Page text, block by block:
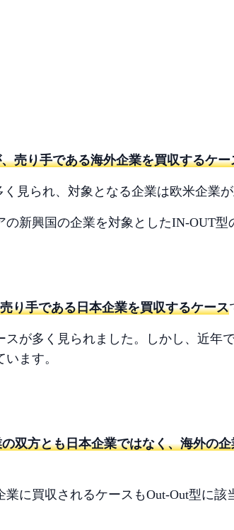
売り手である海外企業を買収するケー
見られ、対象となる企業は欧米企業が
新興国の企業を対象としたIN-OUT
り手である日本企業を買収するケース
が多く見られました。しかし、近年
ます。
双方とも日本企業ではなく、海外の
に買収されるケースもOut-Out型に該